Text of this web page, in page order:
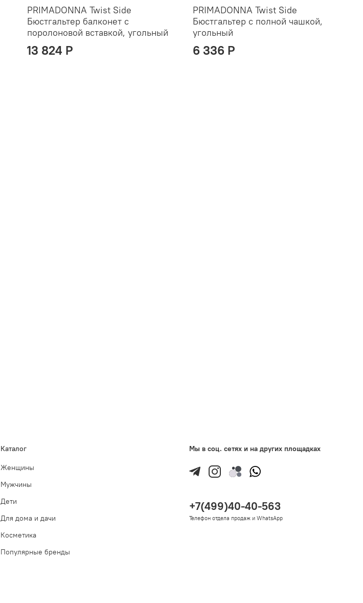
PRIMADONNA Twist Side
Бюстгальтер балконет с
поролоновой вставкой, угольный
13 824 P
PRIMADONNA Twist Side
Бюстгальтер с полной чашкой,
угольный
6 336 P
Каталог
Женщины
Мужчины
Дети
Для дома и дачи
Косметика
Популярные бренды
Мы в соц. сетях и на других площадках
+7(499)40-40-563
Телефон отдела продаж и WhatsApp